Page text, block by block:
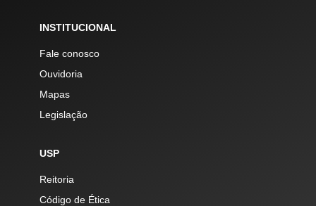
INSTITUCIONAL
Fale conosco
Ouvidoria
Mapas
Legislação
USP
Reitoria
Código de Ética